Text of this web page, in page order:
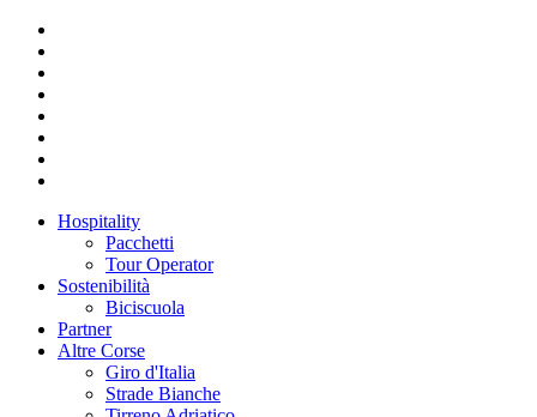
Hospitality
Pacchetti
Tour Operator
Sostenibilità
Biciscuola
Partner
Altre Corse
Giro d'Italia
Strade Bianche